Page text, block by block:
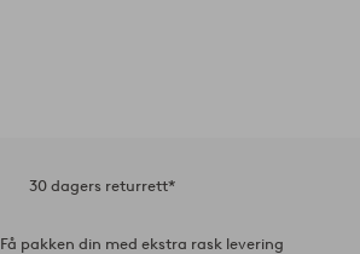
30 dagers returrett*
Få pakken din med ekstra rask levering